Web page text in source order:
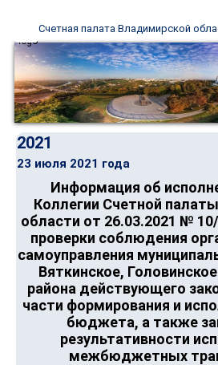
Счетная палата Владимирской
2021
23 июля 2021 года
Информация об
Коллегии Счетной
области от 26.03.2021 №
проверки соблюдения
самоуправления
Вяткинское,
района действующего
части формирования и
бюджета, а также
результативности
межбюджетных